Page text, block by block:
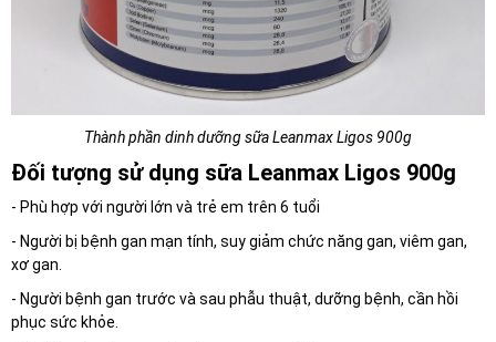
Thành phần dinh dưỡng sữa Leanmax Ligos 900g
Đối tượng sử dụng sữa Leanmax Ligos 900g
- Phù hợp với người lớn và trẻ em trên 6 tuổi
- Người bị bệnh gan mạn tính, suy giảm chức năng gan, viêm gan,
xơ gan.
- Người bệnh gan trước và sau phẫu thuật, dưỡng bệnh, cần hồi
phục sức khỏe.